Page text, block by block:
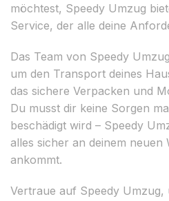
möchtest, Speedy Umzug
Service, der alle deine
Das Team von Speedy
um den Transport deines
das sichere Verpacken und
Du musst dir keine Sorgen
beschädigt wird – Speedy
alles sicher an deinem
ankommt.
Vertraue auf Speedy Umzug,